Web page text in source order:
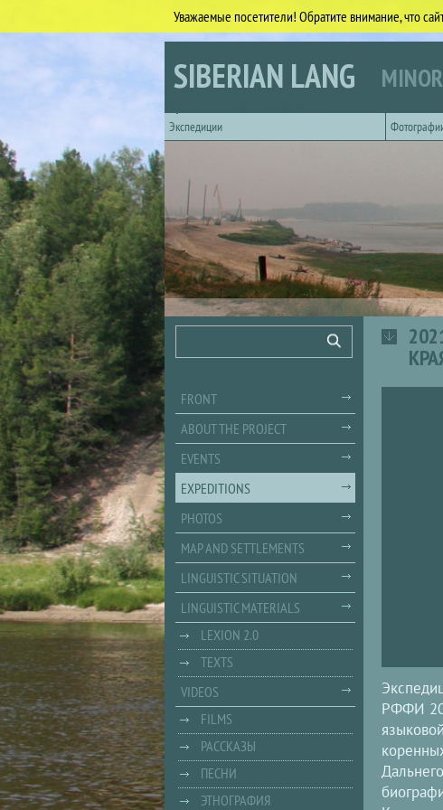
Уважаемые посетители! Обратите внимание, что
SIBERIAN LANG
Экспедиции
РФФИ
Search
FRONT
ABOUT THE PROJECT
EVENTS
EXPEDITIONS
PHOTOS
MAP AND SETTLEMENTS
LINGUISTIC SITUATION
LINGUISTIC MATERIALS
LEXION 2.0
TEXTS
VIDEOS
FILMS
РАССКАЗЫ
ПЕСНИ
ЭТНОГРАФИЯ